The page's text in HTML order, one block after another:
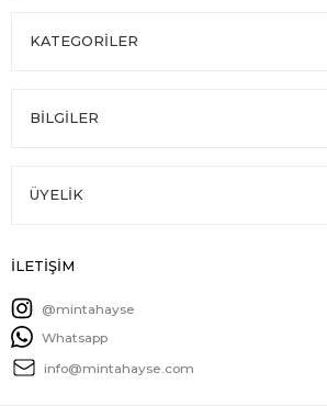
KATEGORİLER
BİLGİLER
ÜYELİK
İLETİŞİM
@mintahayse
Whatsapp
info@mintahayse.com